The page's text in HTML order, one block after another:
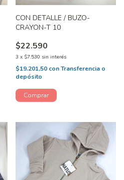
CON DETALLE / BUZO-
CRAYON-T 10
$22.590
3 x $7.530 sin interés
$19.201,50 conTransferencia o
depósito